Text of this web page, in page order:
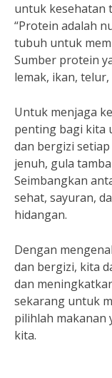
untuk kesehatan
“Protein adalah
tubuh untuk
Sumber protein
lemak, ikan,
Untuk menjaga
penting bagi kita
dan bergizi
jenuh, gula
Seimbangkan
sehat, sayuran,
hidangan.
Dengan
dan bergizi, kita
dan
sekarang untuk
pilihlah makanan
kita.